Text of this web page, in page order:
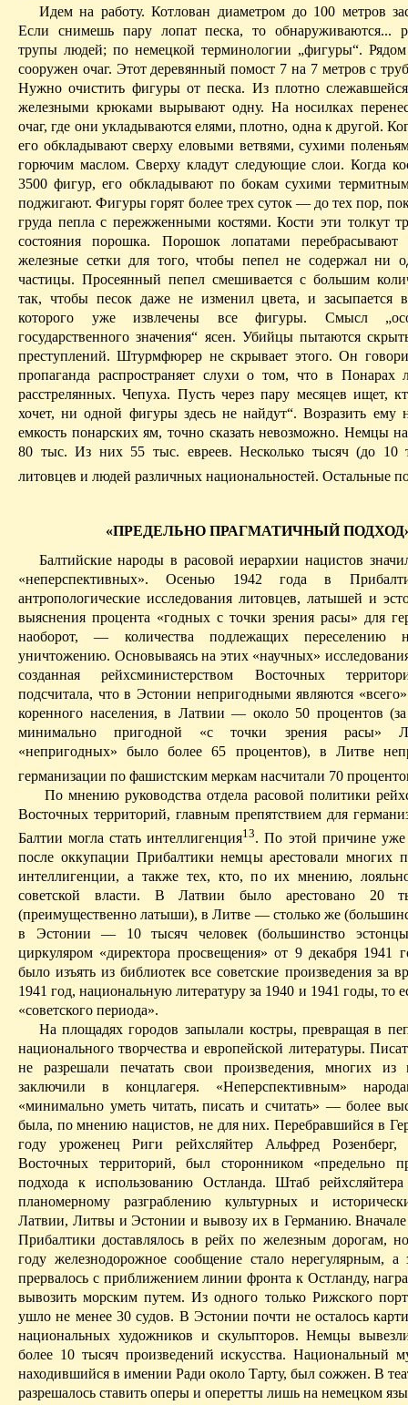
Идем на работу. Котлован диаметром до 100 метров
Если снимешь пару лопат песка, то обнаруживаются...
трупы людей; по немецкой терминологии „фигуры“.
сооружен очаг. Этот деревянный помост 7 на 7 метров с
Нужно очистить фигуры от песка. Из плотно
железными крюками вырывают одну. На носилках
очаг, где они укладываются елями, плотно, одна к другой.
его обкладывают сверху еловыми ветвями, сухими
горючим маслом. Сверху кладут следующие слои. Когда
3500 фигур, его обкладывают по бокам сухими
поджигают. Фигуры горят более трех суток — до тех пор,
груда пепла с пережженными костями. Кости эти толкут
состояния порошка. Порошок лопатами перебрасывают
железные сетки для того, чтобы пепел не содержал ни
частицы. Просеянный пепел смешивается с большим
так, чтобы песок даже не изменил цвета, и засыпается
которого уже извлечены все фигуры. Смысл
государственного значения“ ясен. Убийцы пытаются
преступлений.Штурмфюрер не скрывает этого. Он
пропаганда распространяет слухи о том, что в Понарах
расстрелянных. Чепуха. Пусть через пару месяцев ищет,
хочет, ни одной фигуры здесь не найдут“. Возразить ему
емкость понарскихям, точно сказать невозможно. Немцы
80 тыс. Из них 55 тыс. евреев. Несколько тысяч (до 10
литовцев и людей различных национальностей. Остальные
«ПРЕДЕЛЬНО ПРАГМАТИЧНЫЙ
Балтийские народы в расовой иерархии нацистов
«неперспективных». Осенью 1942 года в
антропологические исследования литовцев, латышей и
выяснения процента «годных с точки зрения расы» для
наоборот, — количества подлежащих переселению
уничтожению. Основываясь на этих «научных»
созданнаярейхсминистерством Восточных
подсчитала, что в Эстонии непригодными являются
коренного населения, в Латвии — около 50 процентов
минимально пригодной «с точки зрения расы»
«непригодных» было более 65 процентов), в Литве
германизации по фашистским меркам насчитали 70
По мнению руководства отдела расовой политики
Восточных территорий, главным препятствием для
Балтии могла стать интеллигенция13. По этой причине
после оккупации Прибалтики немцы арестовали многих
интеллигенции, а также тех, кто, по их мнению,
советской власти. В Латвии было арестовано 20
(преимущественно латыши), в Литве — столько же
в Эстонии — 10 тысяч человек (большинство
циркуляром «директора просвещения» от 9 декабря 1941
было изъять из библиотек все советские произведения за
1941 год, национальную литературу за 1940 и 1941 годы, то
«советского периода».
На площадях городов запылали костры, превращая в
национального творчества и европейской литературы.
не разрешали печатать свои произведения, многих
заключили в концлагеря. «Неперспективным»
«минимально уметь читать, писать и считать» — более
была, по мнению нацистов, не для них. Перебравшийся в
году уроженец Риги рейхсляйтерАльфред Розенберг,
Восточных территорий, был сторонником «предельно
подхода к использованию Остланда. Штабрейх­сляйтера
планомерному разграблению культурных и
Латвии, Литвы и Эстонии и вывозу их в Германию.
Прибалтики доставлялось в рейх по железным дорогам,
году железнодорожное сообщение стало нерегулярным, а
прервалось с приближением линии фронта к Остланду,
вывозить морским путем. Из одного только Рижского
ушло не менее 30 судов. В Эстонии почти не осталось
национальных художников и скульпторов. Немцы
более 10 тысяч произведений искусства. Национальный
находившийся ­в имении Ради около Тарту, был сожжен. В
разрешалось ставить оперы и оперетты лишь на немецком